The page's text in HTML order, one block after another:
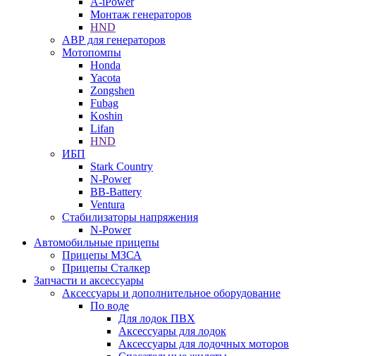
Монтаж генераторов
HND
АВР для генераторов
Мотопомпы
Honda
Yacota
Zongshen
Fubag
Koshin
Lifan
HND
ИБП
Stark Country
N-Power
BB-Battery
Ventura
Стабилизаторы напряжения
N-Power
Автомобильные прицепы
Прицепы МЗСА
Прицепы Сталкер
Запчасти и аксессуары
Аксессуары и дополнительное оборудование
По воде
Для лодок ПВХ
Аксессуары для лодок
Аксессуары для лодочных моторов